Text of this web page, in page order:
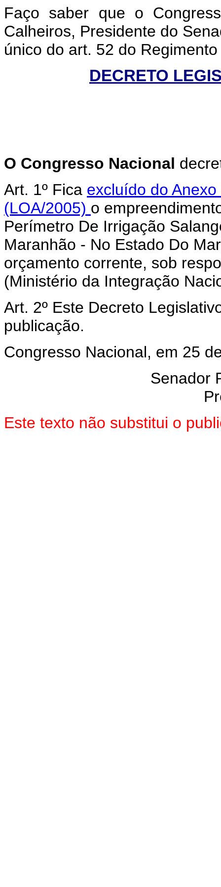
Faço saber que o
Calheiros, Presidente do
único do art. 52 do
DECRETO
O Congresso Nacional
Art. 1º Fica excluído do
(LOA/2005) o
Perímetro De Irrigação
Maranhão - No Estado Do
orçamento corrente, sob
(Ministério da Integração
Art. 2º Este Decreto
publicação.
Congresso Nacional, em 25
Senador
Este texto não substitui o